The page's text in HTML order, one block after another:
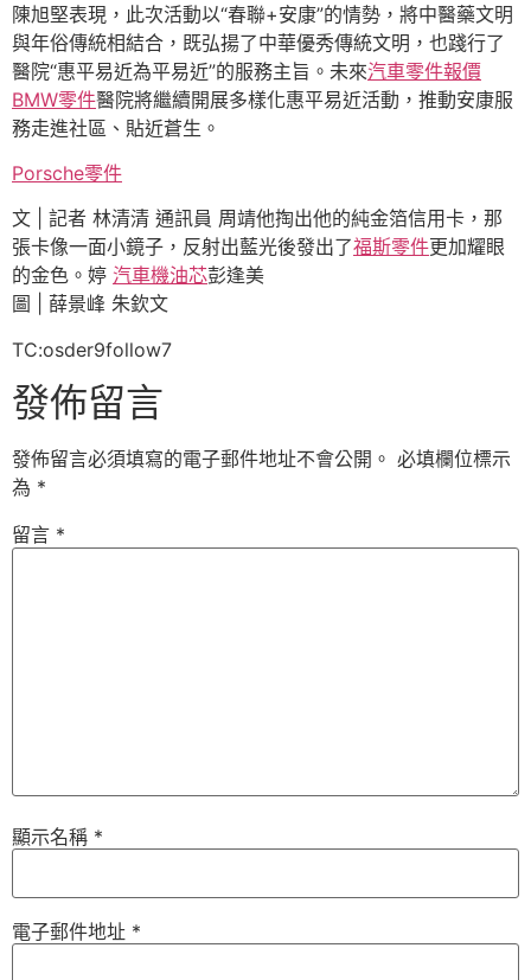
陳旭堅表現，此次活動以“春聯+安康”的情勢，將中醫藥文明
與年俗傳統相結合，既弘揚了中華優秀傳統文明，也踐行了
醫院“惠平易近為平易近”的服務主旨。未來汽車零件報價
BMW零件醫院將繼續開展多樣化惠平易近活動，推動安康服
務走進社區、貼近蒼生。
Porsche零件
文 | 記者 林清清 通訊員 周靖他掏出他的純金箔信用卡，那
張卡像一面小鏡子，反射出藍光後發出了福斯零件更加耀眼
的金色。婷 汽車機油芯彭逢美
圖 | 薛景峰 朱欽文
TC:osder9follow7
發佈留言
發佈留言必須填寫的電子郵件地址不會公開。 必填欄位標示
為 *
留言 *
顯示名稱 *
電子郵件地址 *